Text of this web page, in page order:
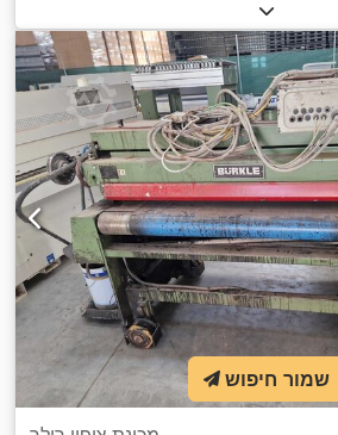
שמור חיפוש